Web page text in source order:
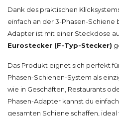
Dank des praktischen
einfach an der 3-Phasen-Schiene
Adapter ist mit einer Steckdose
Eurostecker (F-Typ-Stecker)
Das Produkt eignet sich perfekt
Phasen-Schienen-System als
wie in Geschäften, Restaurants
Phasen-Adapter kannst du
gesamten Schiene schaffen, ideal